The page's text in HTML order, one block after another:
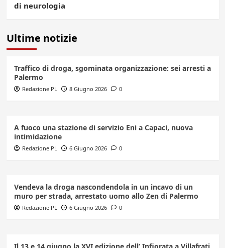
di neurologia
Ultime notizie
Traffico di droga, sgominata organizzazione: sei arresti a
Palermo
Redazione PL 8 Giugno 2026 0
A fuoco una stazione di servizio Eni a Capaci, nuova
intimidazione
Redazione PL 6 Giugno 2026 0
Vendeva la droga nascondendola in un incavo di un
muro per strada, arrestato uomo allo Zen di Palermo
Redazione PL 6 Giugno 2026 0